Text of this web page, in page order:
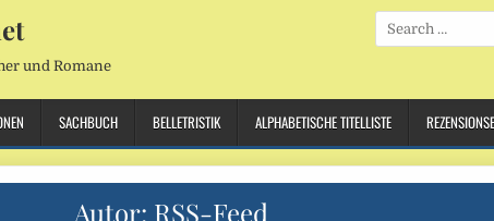
und Romane
Search
for:
SACHBUCH BELLETRISTIK ALPHABETISCHE TITELLISTE
Autor: RSS-Feed